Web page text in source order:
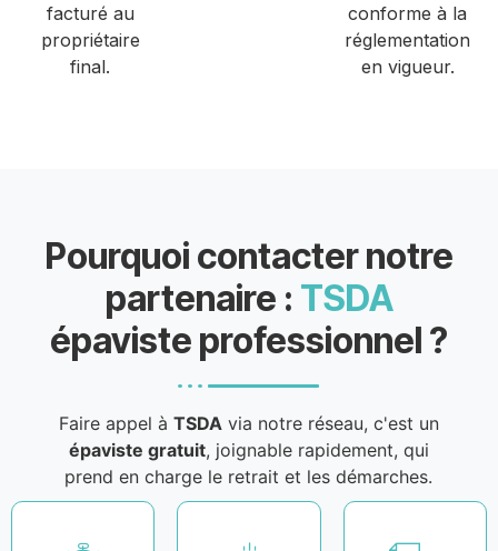
facturé au
propriétaire
final.
conforme à la
réglementation
en vigueur.
Pourquoi contacter notre
partenaire : TSDA
épaviste professionnel ?
Faire appel à TSDAvia notre réseau, c'est un
épaviste gratuit, joignable rapidement, qui
prend en charge le retrait et les démarches.